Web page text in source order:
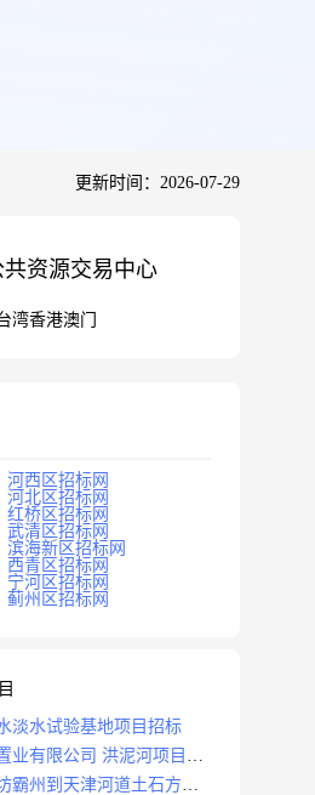
更新时间：2026-07-29
共资源交易中心
湾香港澳门
河西区招标网
河北区招标网
红桥区招标网
武清区招标网
滨海新区招标网
西青区招标网
宁河区招标网
蓟州区招标网
淡水试验基地项目招标
业有限公司 洪泥河项目招
霸州到天津河道土石方工